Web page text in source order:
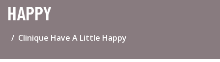
HAPPY
Clinique Have A Little Happy